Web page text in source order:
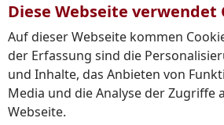
займ на карту с плохой кредитной
Diese Webseite verwendet
Auf dieser Webseite kommen
der Erfassung sind die
und Inhalte, das Anbieten von
Media und die Analyse der Zugriffe
Webseite.